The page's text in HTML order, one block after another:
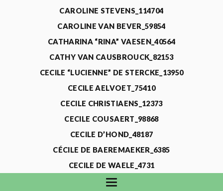
CAROLINE STEVENS_114704
CAROLINE VAN BEVER_59854
CATHARINA “RINA” VAESEN_40564
CATHY VAN CAUSBROUCK_82153
CECILE “LUCIENNE” DE STERCKE_13950
CECILE AELVOET_75410
CECILE CHRISTIAENS_12373
CECILE COUSAERT_98868
CECILE D’HOND_48187
CÉCILE DE BAEREMAEKER_6385
CECILE DE WAELE_4731
CECILE DEVOS_115318